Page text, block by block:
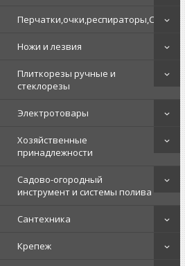
Перчатки,очки,респираторы,СИЗ
Ножи и лезвия
Плиткорезы ручные и
стеклорезы
Электротовары
Хозяйственные
принадлежности
Садово-огородный
инструмент и системы полива
Сантехника
Крепеж